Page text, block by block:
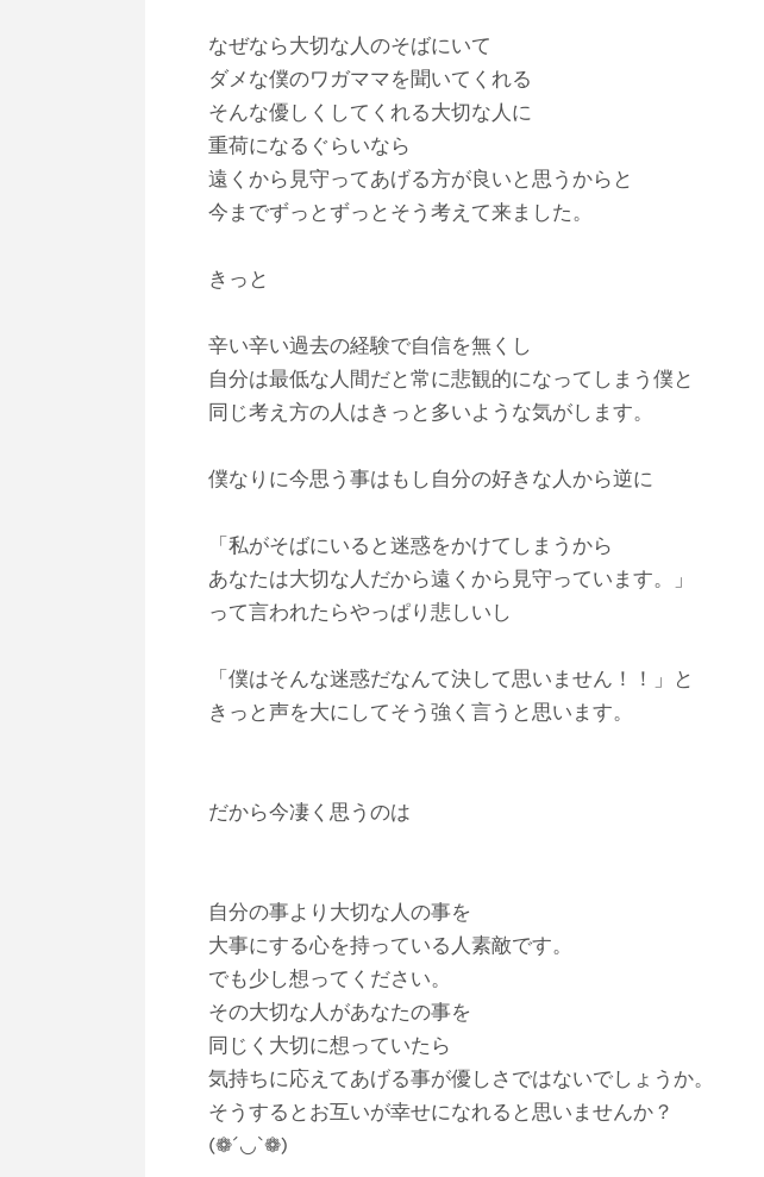
なぜなら大切な人のそばにいて
ダメな僕のワガママを聞いてくれる
そんな優しくしてくれる大切な人に
重荷になるぐらいなら
遠くから見守ってあげる方が良いと思うからと
今までずっとずっとそう考えて来ました。
きっと
辛い辛い過去の経験で自信を無くし
自分は最低な人間だと常に悲観的になってしまう僕と
同じ考え方の人はきっと多いような気がします。
僕なりに今思う事はもし自分の好きな人から逆に
「私がそばにいると迷惑をかけてしまうから
あなたは大切な人だから遠くから見守っています。」
って言われたらやっぱり悲しいし
「僕はそんな迷惑だなんて決して思いません！！」と
きっと声を大にしてそう強く言うと思います。
だから今凄く思うのは
自分の事より大切な人の事を
大事にする心を持っている人素敵です。
でも少し想ってください。
その大切な人があなたの事を
同じく大切に想っていたら
気持ちに応えてあげる事が優しさではないでしょうか。
そうするとお互いが幸せになれると思いませんか？
(❁´◡`❁)